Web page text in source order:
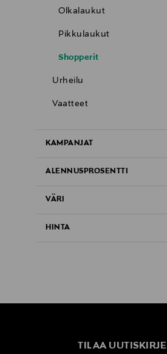
Olkalaukut
Pikkulaukut
Shopperit
Urheilu
Vaatteet
KAMPANJAT
ALENNUSPROSENTTI
VÄRI
HINTA
TILAA UUTISKIRJE